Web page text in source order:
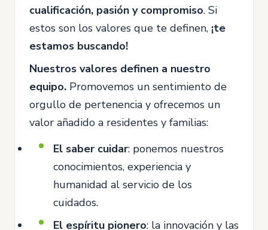
cualificación, pasión y compromiso. Si
estos son los valores que te definen, ¡te
estamos buscando!
Nuestros valores definen a nuestro
equipo. Promovemos un sentimiento de
orgullo de pertenencia y ofrecemos un
valor añadido a residentes y familias:
El saber cuidar: ponemos nuestros
conocimientos, experiencia y
humanidad al servicio de los
cuidados.
El espíritu pionero: la innovación y las